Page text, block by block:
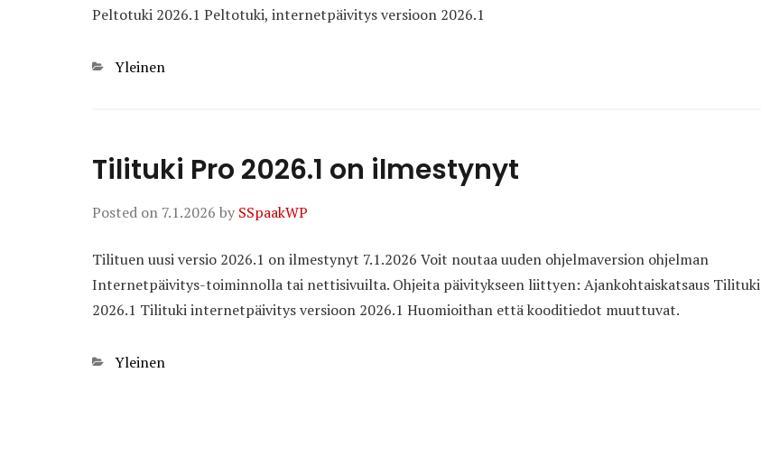
Peltotuki 2026.1 Peltotuki, internetpäivitys versioon 2026.1
Categories
Yleinen
Tilituki Pro 2026.1 on ilmestynyt
Posted on 7.1.2026 by SSpaakWP
Tilituen uusi versio 2026.1 on ilmestynyt 7.1.2026 Voit noutaa uuden ohjelmaversion ohjelman
Internetpäivitys-toiminnolla tai nettisivuilta. Ohjeita päivitykseen liittyen: Ajankohtaiskatsaus Tilituki
2026.1 Tilituki internetpäivitys versioon 2026.1 Huomioithan että kooditiedot muuttuvat.
Categories
Yleinen